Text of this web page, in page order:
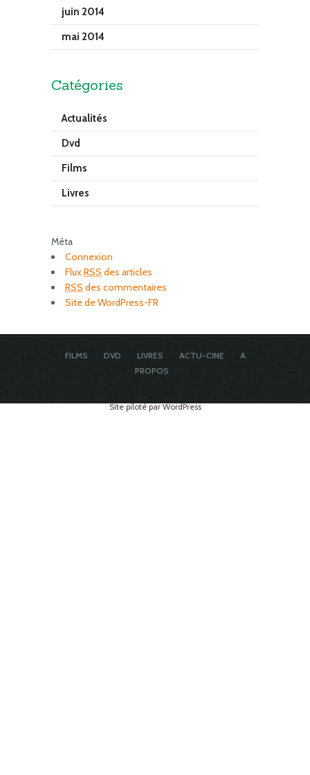
juin 2014
mai 2014
Catégories
Actualités
Dvd
Films
Livres
Méta
Connexion
FluxRSS des articles
RSS des commentaires
Site de WordPress-FR
FILMS DVD LIVRES ACTU-CINE
A
PROPOS
Site piloté par WordPress